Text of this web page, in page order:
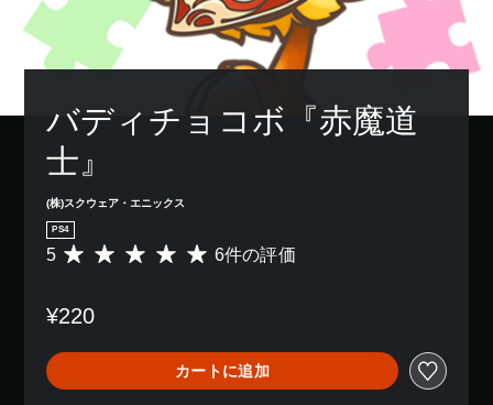
バディチョコボ『赤魔道
士』
(株)スクウェア・エニックス
PS4
評
は
、
平
均
5 6件の評価
¥220
カートに追加